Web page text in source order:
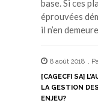
base. Si ces
éprouvées
il n’en
8 août 2018 ,
[CAGECFI SA]
LA GESTION
ENJEU?